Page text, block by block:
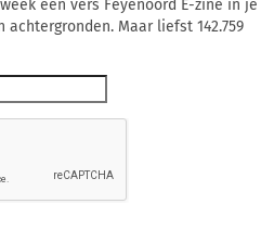
een vers Feyenoord E-zine in je
Maar liefst 142.759